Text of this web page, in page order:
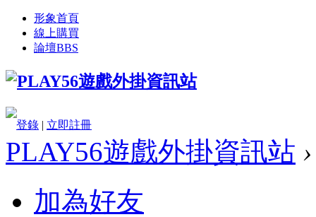
形象首頁
線上購買
論壇BBS
登錄 | 立即註冊
PLAY56遊戲外掛資訊站 ›
加為好友